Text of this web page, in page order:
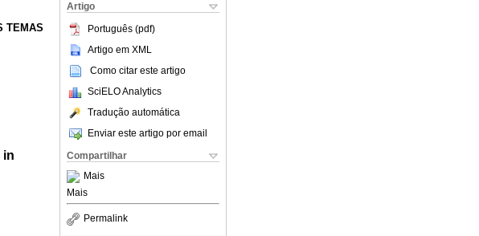
Artigo
Português (pdf)
Artigo em XML
Como citar este artigo
SciELO Analytics
Tradução automática
Enviar este artigo por email
Compartilhar
Mais
Mais
Permalink
TEMAS
in